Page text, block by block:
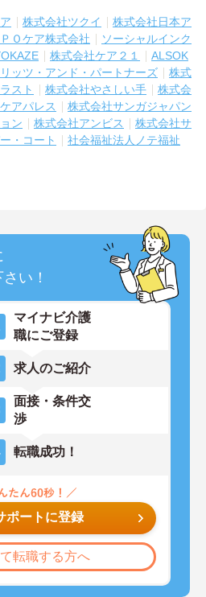
株式会社ツクイ
株式会社日本ア
Ｏケア株式会社
ソーシャルインク
株式会社ケア２１
ALSOK
ッツ・アンド・パートナーズ
株式
スト 株式会社やさしい手
株式会
アパレス
株式会社サンガジャパン
ン
株式会社アンビス
株式会社サ
・コート
社会福祉法人ノテ福祉
い！
マイナビ介護
職にご登録
求人のご紹介
面接・条件交
渉
転職成功！
ポートに登録
転職する方へ